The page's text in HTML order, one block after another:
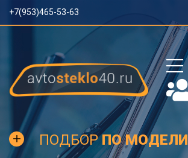
+7(953)465-53-63
ПОДБОРПО МОДЕЛИ